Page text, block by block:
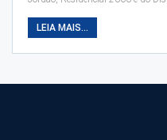
LEIA MAIS...